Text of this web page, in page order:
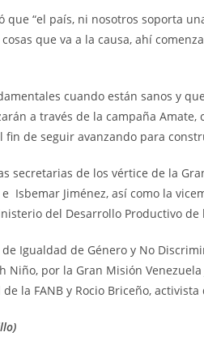
“el país, ni nosotros soporta
que va a la causa, ahí
cuando están sanos y
a través de la campaña
de seguir avanzando para
de los vértice de la
Isbemar Jiménez, así como la
del Desarrollo Productivo de
Igualdad de Género y No
por la Gran Misión Venezuela
la FANB y Rocio Briceño,